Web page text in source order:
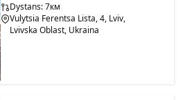
Dystans: 7км
Vulytsia Ferentsa Lista, 4, Lviv,
Lvivska Oblast, Ukraina